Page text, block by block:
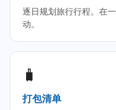
逐日规划旅行行程。在
动。
🧳
打包清单